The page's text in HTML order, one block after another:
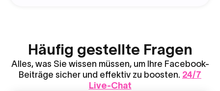
Häufig gestellte Fragen
Alles, was Sie wissen müssen, um Ihre Facebook-
Beiträge sicher und effektiv zu boosten. 24/7
Live-Chat